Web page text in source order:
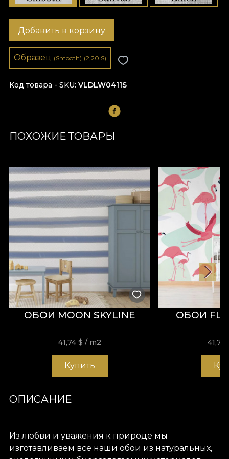
Код товара - SKU VLDLW0411S
Добавить в корзину
Образец (Smooth) (2,20 $)
ПОХОЖИЕ ТОВАРЫ
ОБОИ MOON SKYLINE
41,74$ / m2
Купить
ОБОИ
41,74
ОПИСАНИЕ
Из любви и уважения к природе мы
изготавливаем все наши обои из натуральных,